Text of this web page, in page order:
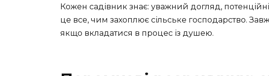
Кожен садівник знає: уважний догляд,
це все, чим захоплює сільське господарство.
якщо вкладатися в процес із душею.